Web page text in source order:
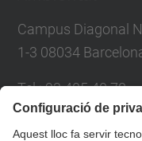
Campus Diagonal
1-3 08034
Tel.:93 405 40 78